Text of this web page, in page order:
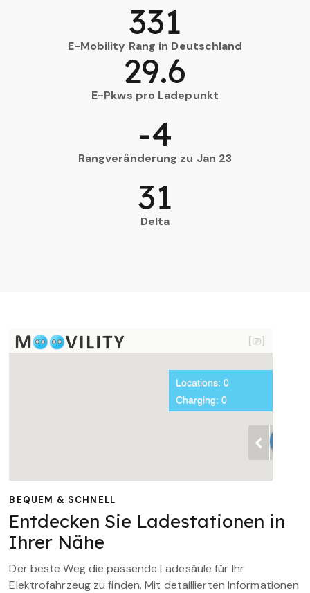
E-Mobility Rang in Deutschland
331
E-Pkws pro Ladepunkt
29.6
Rangveränderung zu Jan 23
-4
Delta
31
BEQUEM & SCHNELL
Entdecken Sie Ladestationen in
Ihrer Nähe
Der beste Weg die passende Ladesäule für Ihr
Elektrofahrzeug zu finden. Mit detaillierten Informationen